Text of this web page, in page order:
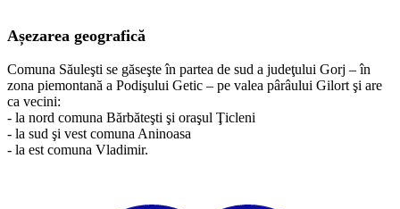
Așezarea geografică
Comuna Săuleşti se găseşte în partea de sud a judeţului Gorj – în
zona piemontană a Podişului Getic – pe valea pârâului Gilort şi are
ca vecini:
- la nord comuna Bărbăteşti şi oraşul Ţicleni
- la sud şi vest comuna Aninoasa
​- la est comuna Vladimir.